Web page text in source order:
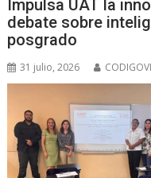
A
p
p
o
n
e
Impulsa UAT la
debate sobre
posgrado
31 julio, 2026